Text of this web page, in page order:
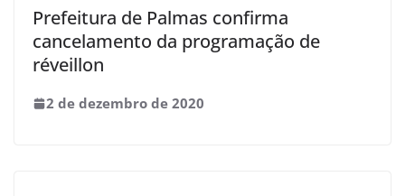
Prefeitura de Palmas confirma
cancelamento da programação de
réveillon
2 de dezembro de 2020